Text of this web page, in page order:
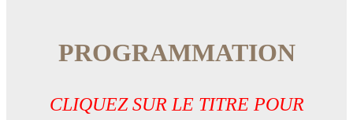
PROGRAMMATION
CLIQUEZ SUR LE TITRE POUR